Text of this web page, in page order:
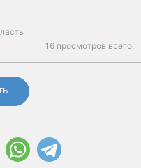
16 просмотров всего.